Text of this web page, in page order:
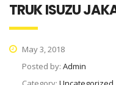
TRUK ISUZU
May 3, 2018
Posted by: Admin